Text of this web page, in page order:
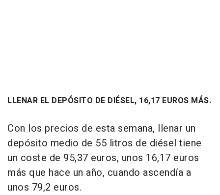
LLENAR EL DEPÓSITO DE DIÉSEL, 16,17 EUROS MÁS.
Con los precios de esta semana, llenar un
depósito medio de 55 litros de diésel tiene
un coste de 95,37 euros, unos 16,17 euros
más que hace un año, cuando ascendía a
unos 79,2 euros.